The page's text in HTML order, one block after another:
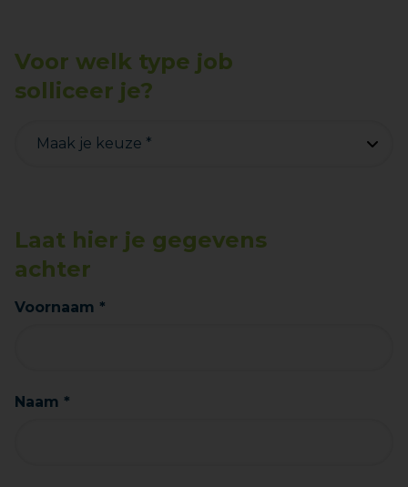
Voor welk type job
solliceer je?
Laat hier je gegevens
achter
Voornaam *
Naam *